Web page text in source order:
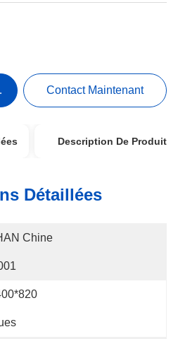
Contact Maintenant
Description De Produit
Détaillées
Chine